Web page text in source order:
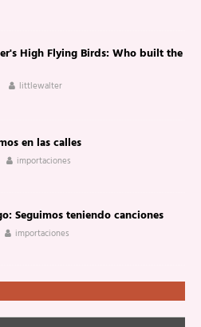
High Flying Birds: Who built the
littlewalter
en las calles
importaciones
Seguimos teniendo canciones
importaciones